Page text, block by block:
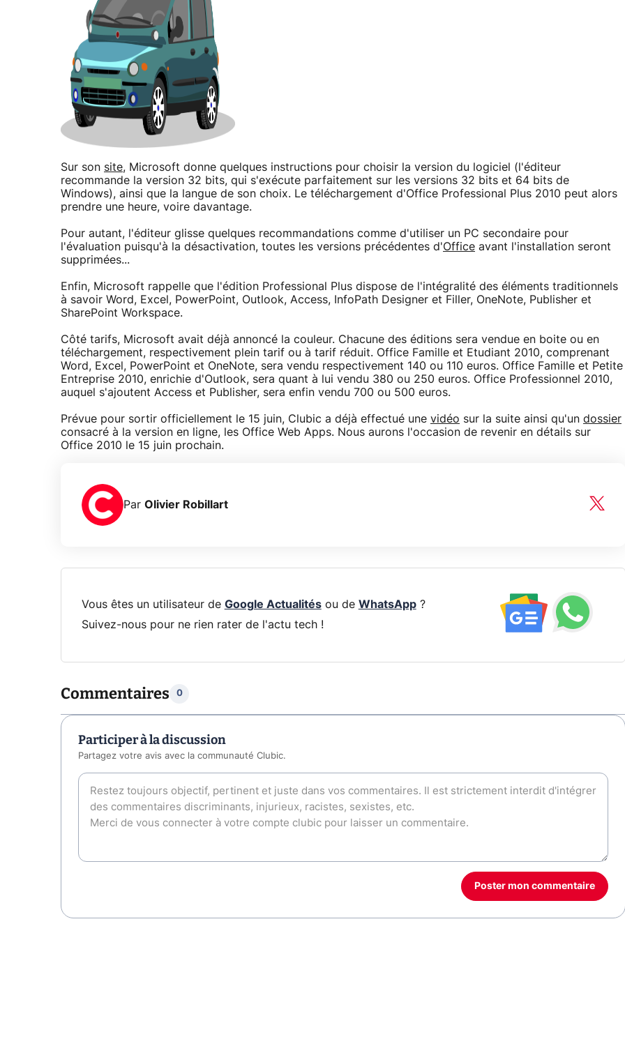
Sur son site, Microsoft donne quelques instructions pour choisir la version du logiciel (l'éditeur
recommande la version 32 bits, qui s'exécute parfaitement sur les versions 32 bits et 64 bits de
Windows), ainsi que la langue de son choix. Le téléchargement d'Office Professional Plus 2010 peut alors
prendre une heure, voire davantage.
Pour autant, l'éditeur glisse quelques recommandations comme d'utiliser un PC secondaire pour
l'évaluation puisqu'à la désactivation, toutes les versions précédentes d'Office avant l'installation seront
supprimées...
Enfin, Microsoft rappelle que l'édition Professional Plus dispose de l'intégralité des éléments traditionnels
à savoir Word, Excel, PowerPoint, Outlook, Access, InfoPath Designer et Filler, OneNote, Publisher et
SharePoint Workspace.
Côté tarifs, Microsoft avait déjà annoncé la couleur. Chacune des éditions sera vendue en boite ou en
téléchargement, respectivement plein tarif ou à tarif réduit. Office Famille et Etudiant 2010, comprenant
Word, Excel, PowerPoint et OneNote, sera vendu respectivement 140 ou 110 euros. Office Famille et Petite
Entreprise 2010, enrichie d'Outlook, sera quant à lui vendu 380 ou 250 euros. Office Professionnel 2010,
auquel s'ajoutent Access et Publisher, sera enfin vendu 700 ou 500 euros.
Prévue pour sortir officiellement le 15 juin, Clubic a déjà effectué une vidéo sur la suite ainsi qu'un dossier
consacré à la version en ligne, les Office Web Apps. Nous aurons l'occasion de revenir en détails sur
Office 2010 le 15 juin prochain.
Par Olivier Robillart
Vous êtes un utilisateur de Google Actualitésou de WhatsApp?
Suivez-nous pour ne rien rater de l'actu tech !
Commentaires 0
Participer à la discussion
Partagez votre avis avec la communauté Clubic.
Poster mon commentaire